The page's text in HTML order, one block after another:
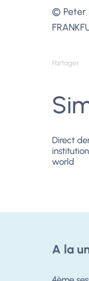
© Peter
Partager
Direct
world
A la